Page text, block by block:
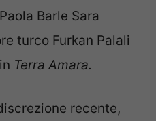
Barle Sara
turco Furkan Palali
Terra Amara.
recente,